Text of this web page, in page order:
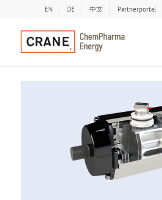
EN DE 中文 Partnerportal